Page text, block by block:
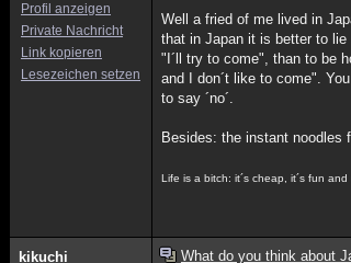
Profil anzeigen
Private Nachricht
Link kopieren
Lesezeichen setzen
Well a fried of me lived in
that in Japan it is better to
"I´ll try to come", than to be
and I don´t like to come".
to say ´no´.
Besides: the instant noodles
Life is a bitch: it´s cheap, it´s fun and
kikuchi What do you think about